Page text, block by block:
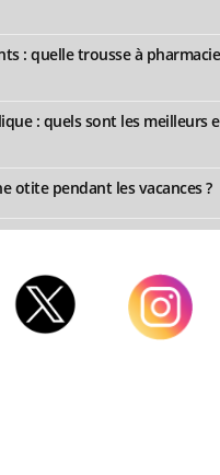
: quelle trousse à
: quels sont les meilleurs
otite pendant les vacances ?